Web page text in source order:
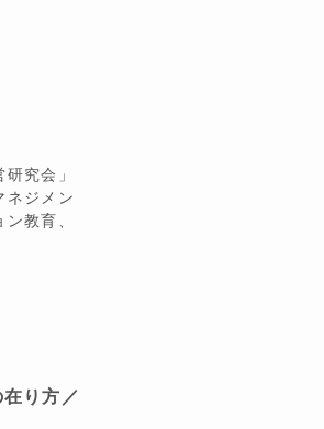
究会」
ジメン
教育、
り方／